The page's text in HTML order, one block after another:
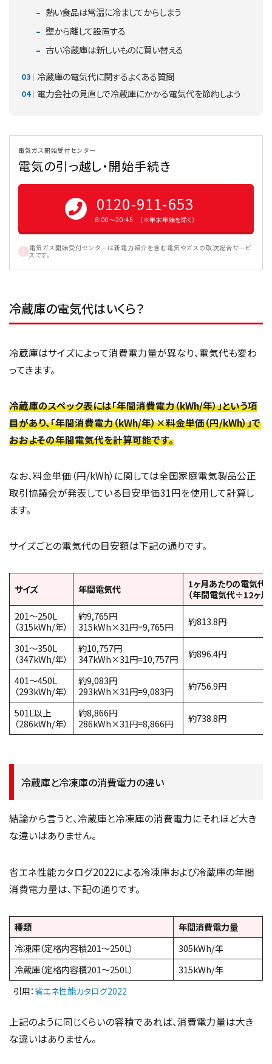
熱い食品は常温に冷ましてからしまう
壁から離して設置する
古い冷蔵庫は新しいものに買い替える
冷蔵庫の電気代に関するよくある質問
電力会社の見直しで冷蔵庫にかかる電気代を節約しよう
電気ガス開始受付センター
電気の引っ越し・開始手続き
0120-911-653
8:00〜20:45 （※年末年始を除く）
電気ガス開始受付センターは新電力紹介を含む電気やガスの取次総合サービ
スです。
冷蔵庫の電気代はいくら？
冷蔵庫はサイズによって消費電力量が異なり、電気代も変わ
ってきます。
冷蔵庫のスペック表には「年間消費電力（kWh/年）」という項
目があり、「年間消費電力（kWh/年）×料金単価（円/kWh）」で
おおよその年間電気代を計算可能です。
なお、料金単価（円/kWh）に関しては全国家庭電気製品公正
取引協議会が発表している目安単価31円を使用して計算し
ます。
サイズごとの電気代の目安額は下記の通りです。
サイズ 年間電気代
1ヶ月あたりの電気代
（年間電気代÷12ヶ月
201～250L
（315kWh/年）
約9,765円
315kWh×31円=9,765円
約813.8円
301～350L
（347kWh/年）
約10,757円
347kWh×31円=10,757円
約896.4円
401～450L
（293kWh/年）
約9,083円
293kWh×31円=9,083円
約756.9円
501L以上
（286kWh/年）
約8,866円
286kWh×31円=8,866円
約738.8円
冷蔵庫と冷凍庫の消費電力の違い
結論から言うと、冷蔵庫と冷凍庫の消費電力にそれほど大き
な違いはありません。
省エネ性能カタログ2022による冷凍庫および冷蔵庫の年間
消費電力量は、下記の通りです。
種類
年間消費電力量
冷凍庫（定格内容積201～250L）
305kWh/年
冷蔵庫（定格内容積201～250L）
315kWh/年
引用： 省エネ性能カタログ2022
上記のように同じくらいの容積であれば、消費電力量は大き
な違いはありません。